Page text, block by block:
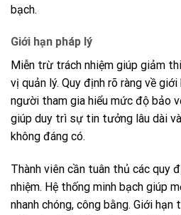
bạch.
Giới hạn pháp lý
Miễn trừ trách nhiệm giúp giảm
vị quản lý. Quy định rõ ràng về
người tham gia hiểu mức độ bảo
giúp duy trì sự tin tưởng lâu dài
không đáng có.
Thành viên cần tuân thủ các quy
nhiệm. Hệ thống minh bạch giúp
nhanh chóng, công bằng. Giới hạn